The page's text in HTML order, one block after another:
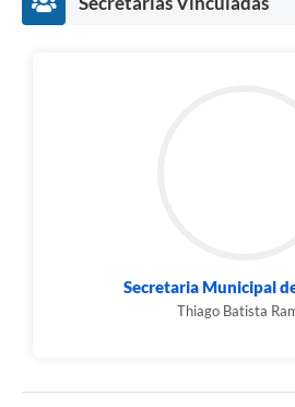
Secretaria Municipal
Thiago Batista